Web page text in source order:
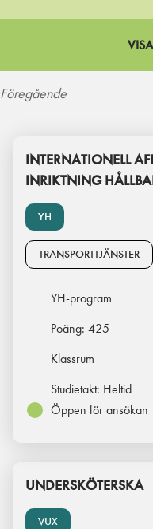
Föregående
YH
INTERNATIONELL
INRIKTNING
TRANSPORTTJÄNSTER
YH-program
Poäng: 425
Klassrum
Studietakt: Heltid
Öppen för ansökan
VUX
UNDERSKÖTERSKA